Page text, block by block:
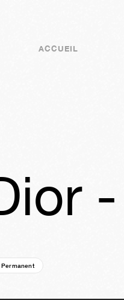
ACCUEIL
Permanent